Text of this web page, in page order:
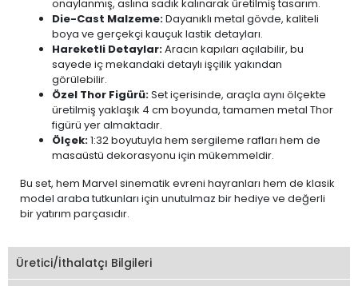
onaylanmış, aslına sadık kalınarak üretilmiş tasarım.
Die-Cast Malzeme:Dayanıklı metal gövde, kaliteli
boya ve gerçekçi kauçuk lastik detayları.
Hareketli Detaylar:Aracın kapıları açılabilir, bu
sayede iç mekandaki detaylı işçilik yakından
görülebilir.
Özel Thor Figürü:Set içerisinde, araçla aynı ölçekte
üretilmiş yaklaşık 4 cm boyunda, tamamen metal Thor
figürü yer almaktadır.
Ölçek:1:32 boyutuyla hem sergileme rafları hem de
masaüstü dekorasyonu için mükemmeldir.
Bu set, hem Marvel sinematik evreni hayranları hem de klasik
model araba tutkunları için unutulmaz bir hediye ve değerli
bir yatırım parçasıdır.
Üretici/İthalatçı Bilgileri